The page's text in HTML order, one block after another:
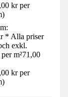
kr per
)
* Alla priser
exkl.
m²71,00
kr per
)